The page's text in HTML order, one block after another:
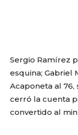
Sergio Ramírez
esquina; Gabriel
Acaponeta al
cerró la cuenta
convertido al